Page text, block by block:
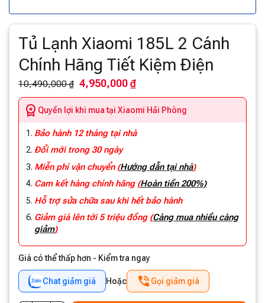
Tủ Lạnh Xiaomi 185L 2 Cánh
Chính Hãng Tiết Kiệm Điện
10,490,000 ₫ 4,950,000 ₫
Quyền lợi khi mua tại Xiaomi Hải Phòng
Bảo hành 12 tháng tại nhà
Đổi mới trong 30 ngày
Miễn phí vận chuyển (Hướng dẫn tại nhà)
Cam kết hàng chính hãng (Hoàn tiền 200%)
Hỗ trợ sửa chữa sau khi hết bảo hành
Giảm giá lên tới 5 triệu đồng (Càng mua nhiều càng
giảm)
Giá có thể thấp hơn - Kiểm tra ngay
Chat giảm giá Hoặc Gọi giảm giá